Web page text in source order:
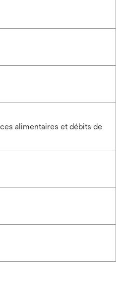
alimentaires et débits de